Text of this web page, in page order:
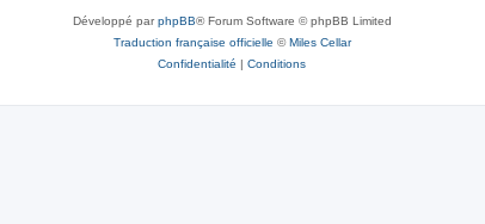
Développé parphpBB® Forum Software © phpBB Limited
Traduction française officielle ©Miles Cellar
Confidentialité | Conditions